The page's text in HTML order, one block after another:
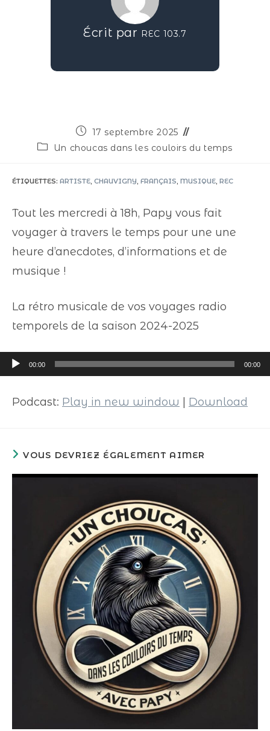
Écrit par REC 103.7
17 septembre 2025
Un choucas dans les couloirs du temps
ÉTIQUETTES: ARTISTE, CHAUVIGNY, FRANÇAIS, MUSIQUE, REC
Tout les mercredi à 18h, Papy vous fait
voyager à travers le temps pour une une
heure d’anecdotes, d’informations et de
musique !
La rétro musicale de vos voyages radio
temporels de la saison 2024-2025
Lecteur
audio
00:00 00:00
Podcast: Play in new window Download
VOUS DEVRIEZ ÉGALEMENT AIMER